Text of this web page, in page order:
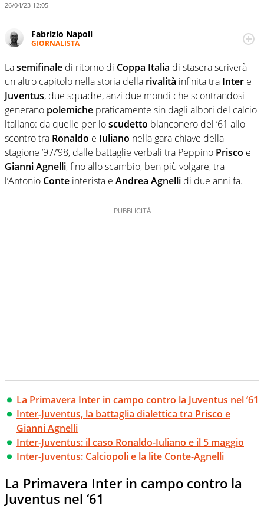
26/04/23 12:05
Fabrizio Napoli
GIORNALISTA
Giornalista professionista, per Virgilio Sport segue anche
il calcio ma è con la pallanuoto che esalta competenze e
passioni. Cura la comunicazione di HaBaWaBa, il più
grande festival di waterpolo per bambini al mondo
Lasemifinale di ritorno di Coppa Italia di stasera scriverà
un altro capitolo nella storia della rivalità infinita tra Inter e
Juventus, due squadre, anzi due mondi che scontrandosi
generano polemiche praticamente sin dagli albori del calcio
italiano: da quelle per loscudetto bianconero del ’61 allo
scontro tra Ronaldo e Iuliano nella gara chiave della
stagione ’97/’98, dalle battaglie verbali tra Peppino Prisco e
GianniAgnelli, fino allo scambio, ben più volgare, tra
l’Antonio Conte interista e Andrea Agnelli di due anni fa.
La Primavera Inter in campo contro la Juventus nel ‘61
Inter-Juventus, la battaglia dialettica tra Prisco e
Gianni Agnelli
Inter-Juventus: il caso Ronaldo-Iuliano e il 5 maggio
Inter-Juventus: Calciopoli e la lite Conte-Agnelli
La Primavera Inter in campo contro la
Juventus nel ‘61